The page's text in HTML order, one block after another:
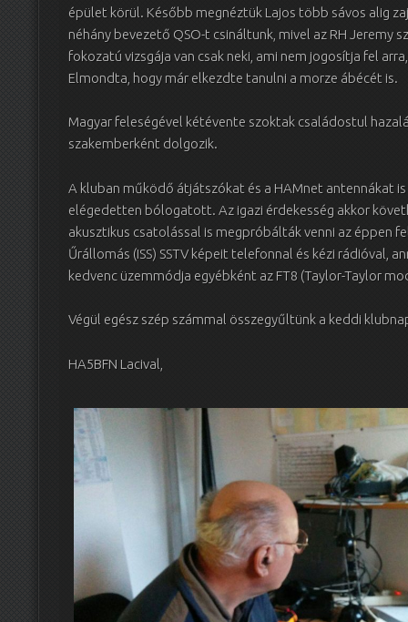
épület körül. Később megnéztük Lajos több sávos alig
néhány bevezető QSO-t csináltunk, mivel az RH Jeremy
fokozatú vizsgája van csak neki, ami nem jogosítja fel
Elmondta, hogy már elkezdte tanulni a morze ábécét is.
Magyar feleségével kétévente szoktak családostul
szakemberként dolgozik.
A kluban működő átjátszókat és a HAMnet antennákat
elégedetten bólogatott. Az igazi érdekesség akkor
akusztikus csatolással is megpróbálták venni az éppen
Űrállomás (ISS) SSTV képeit telefonnal és kézi rádióval,
kedvenc üzemmódja egyébként az FT8 (Taylor-Taylor
Végül egész szép számmal összegyűltünk a keddi
HA5BFN Lacival,